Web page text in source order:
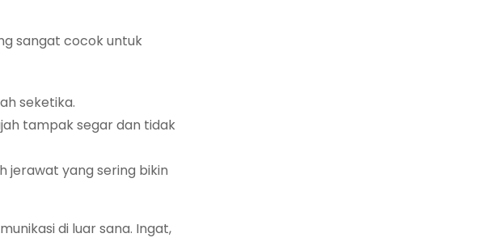
sangat cocok untuk
seketika.
tampak segar dan tidak
jerawat yang sering bikin
di luar sana. Ingat,